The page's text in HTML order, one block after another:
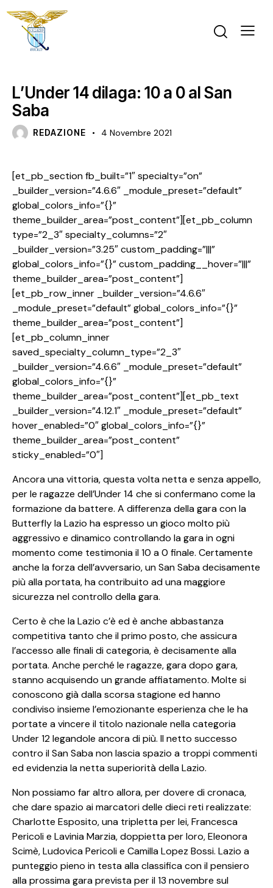
L’Under 14 dilaga: 10 a 0 al San
Saba
REDAZIONE 4 Novembre 2021
[et_pb_section fb_built=”1″ specialty=”on”
_builder_version=”4.6.6″ _module_preset=”default”
global_colors_info=”{}”
theme_builder_area=”post_content”][et_pb_column
type=”2_3″ specialty_columns=”2″
_builder_version=”3.25″ custom_padding=”|||”
global_colors_info=”{}” custom_padding__hover=”|||”
theme_builder_area=”post_content”]
[et_pb_row_inner _builder_version=”4.6.6″
_module_preset=”default” global_colors_info=”{}”
theme_builder_area=”post_content”]
[et_pb_column_inner
saved_specialty_column_type=”2_3″
_builder_version=”4.6.6″ _module_preset=”default”
global_colors_info=”{}”
theme_builder_area=”post_content”][et_pb_text
_builder_version=”4.12.1″ _module_preset=”default”
hover_enabled=”0″ global_colors_info=”{}”
theme_builder_area=”post_content”
sticky_enabled=”0″]
Ancora una vittoria, questa volta netta e senza appello,
per le ragazze dell’Under 14 che si confermano come la
formazione da battere. A differenza della gara con la
Butterfly la Lazio ha espresso un gioco molto più
aggressivo e dinamico controllando la gara in ogni
momento come testimonia il 10 a 0 finale. Certamente
anche la forza dell’avversario, un San Saba decisamente
più alla portata, ha contribuito ad una maggiore
sicurezza nel controllo della gara.
Certo è che la Lazio c’è ed è anche abbastanza
competitiva tanto che il primo posto, che assicura
l’accesso alle finali di categoria, è decisamente alla
portata. Anche perché le ragazze, gara dopo gara,
stanno acquisendo un grande affiatamento. Molte si
conoscono già dalla scorsa stagione ed hanno
condiviso insieme l’emozionante esperienza che le ha
portate a vincere il titolo nazionale nella categoria
Under 12 legandole ancora di più. Il netto successo
contro il San Saba non lascia spazio a troppi commenti
ed evidenzia la netta superiorità della Lazio.
Non possiamo far altro allora, per dovere di cronaca,
che dare spazio ai marcatori delle dieci reti realizzate:
Charlotte Esposito, una tripletta per lei, Francesca
Pericoli e Lavinia Marzia, doppietta per loro, Eleonora
Scimè, Ludovica Pericoli e Camilla Lopez Bossi. Lazio a
punteggio pieno in testa alla classifica con il pensiero
alla prossima gara prevista per il 13 novembre sul